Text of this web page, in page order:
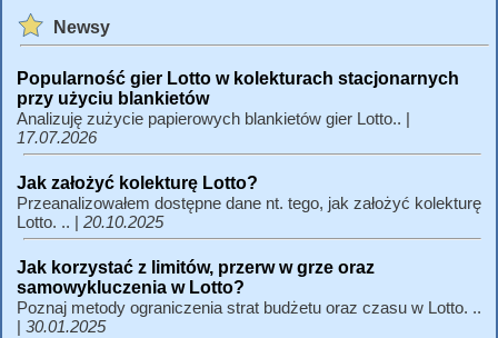
Newsy
Popularność gier Lotto w kolekturach stacjonarnych
przy użyciu blankietów
Analizuję zużycie papierowych blankietów gier Lotto.. |
17.07.2026
Jak założyć kolekturę Lotto?
Przeanalizowałem dostępne dane nt. tego, jak założyć kolekturę
Lotto. .. | 20.10.2025
Jak korzystać z limitów, przerw w grze oraz
samowykluczenia w Lotto?
Poznaj metody ograniczenia strat budżetu oraz czasu w Lotto. ..
| 30.01.2025